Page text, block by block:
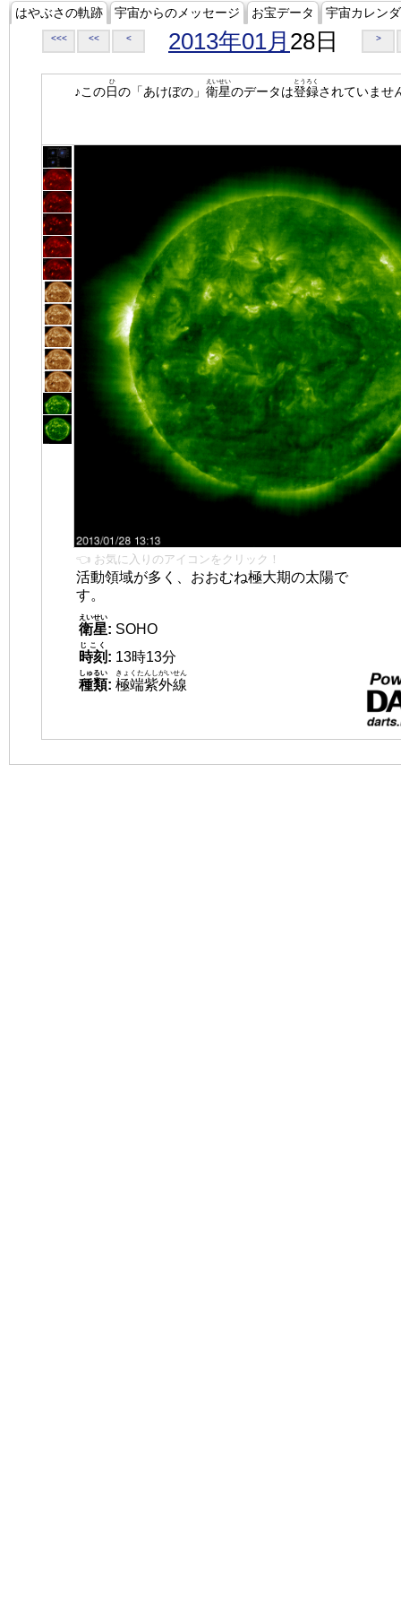
はやぶさの軌跡 宇宙からのメッセージ お宝データ 宇宙カレン
<<< << < 2013年01月 28日 >
♪この日
ひ
の「あけぼの」 衛星
えいせい
のデータは登録
とうろく
されていませ
👈 お気に入りのアイコンをクリック！
活動領域が多く、おおむね極大期の太陽で
す。
衛星
えいせい
: SOHO
時刻
じこく
: 13時13分
種類
しゅるい
: 極端紫外線
きょくたんしがいせん